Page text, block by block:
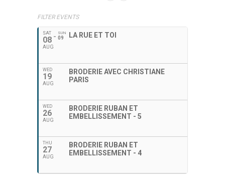
FILTER EVENTS
SAT
08
AUG
SUN
09 LA RUE ET TOI
WED
19
AUG
BRODERIE AVEC CHRISTIANE
PARIS
WED
26
AUG
BRODERIE RUBAN ET
EMBELLISSEMENT - 5
THU
27
AUG
BRODERIE RUBAN ET
EMBELLISSEMENT - 4